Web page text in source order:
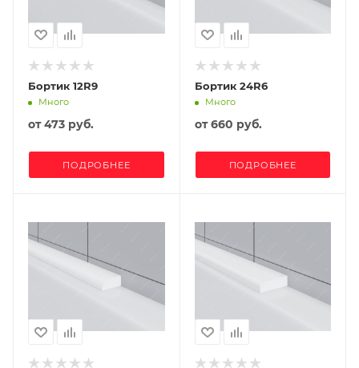
Бортик 12R9
Много
от473 руб.
ПОДРОБНЕЕ
Бортик 24R6
Много
от660 руб.
ПОДРОБНЕЕ